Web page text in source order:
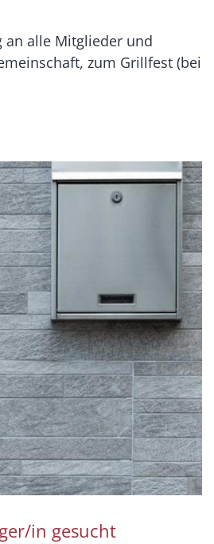
an alle Mitglieder und
zum Grillfest (bei
in gesucht